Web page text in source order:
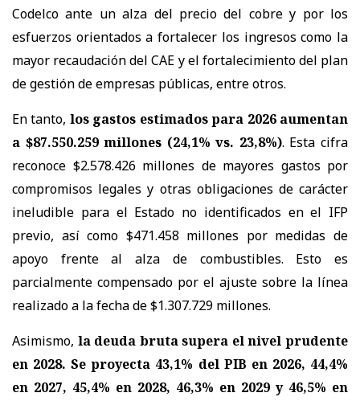
Codelco ante un alza del precio del cobre y por los
esfuerzos orientados a fortalecer los ingresos como la
mayor recaudación del CAE y el fortalecimiento del plan
de gestión de empresas públicas, entre otros.
En tanto, los gastos estimados para 2026 aumentan
a $87.550.259 millones (24,1% vs. 23,8%). Esta cifra
reconoce $2.578.426 millones de mayores gastos por
compromisos legales y otras obligaciones de carácter
ineludible para el Estado no identificados en el IFP
previo, así como $471.458 millones por medidas de
apoyo frente al alza de combustibles. Esto es
parcialmente compensado por el ajuste sobre la línea
realizado a la fecha de $1.307.729 millones.
Asimismo, la deuda bruta supera el nivel prudente
en 2028. Se proyecta 43,1% del PIB en 2026, 44,4%
en 2027, 45,4% en 2028, 46,3% en 2029 y 46,5% en